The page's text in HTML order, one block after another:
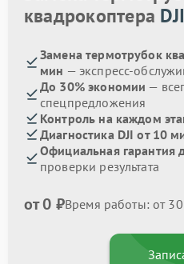
квадрокоптера DJI
Замена термотрубок
мин — экспресс-
До 30% экономии —
спецпредложения
Контроль на каждом
Диагностика DJI от 10
Официальная гарантия
проверки результата
от 0 ₽Время работы: от